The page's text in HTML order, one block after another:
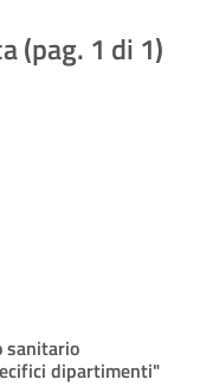
(pag. 1 di 1)
sanitario
dipartimenti"